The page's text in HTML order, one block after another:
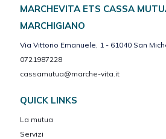
MARCHEVITA ETS CASSA
MARCHIGIANO
Via Vittorio Emanuele, 1 - 61040 San
0721987228
cassamutua@marche-vita.it
QUICK LINKS
La mutua
Servizi